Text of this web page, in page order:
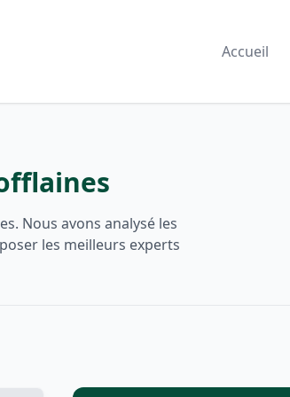
Accueil
Nous avons analysé les
les meilleurs experts